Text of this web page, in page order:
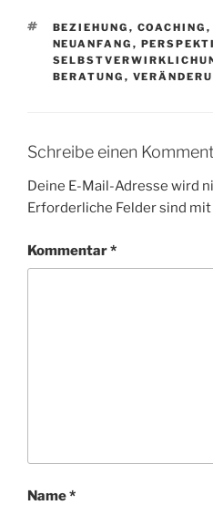
SCHLAGWÖRTER
BEZIEHUNG , COACHING ,
NEUANFANG ,
BERATUNG ,
Schreibe einen
Deine E-Mail-Adresse wird
Erforderliche Felder sind mit
Kommentar*
Name*